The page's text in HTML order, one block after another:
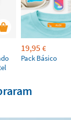
19,95 €
Pack Básico